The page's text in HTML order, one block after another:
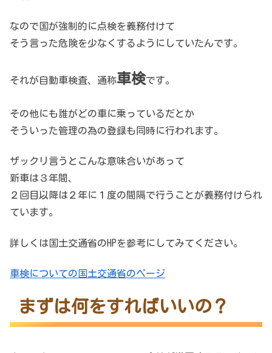
なので国が強制的に点検を義務付けて
そう言った危険を少なくするようにしていたんです。
それが自動車検査、通称車検です。
その他にも誰がどの車に乗っているだとか
そういった管理の為の登録も同時に行われます。
ザックリ言うとこんな意味合いがあって
新車は３年間、
２回目以降は２年に１度の間隔で行うことが義務付けられ
ています。
詳しくは国土交通省のHPを参考にしてみてください。
車検についての国土交通省のページ
まずは何をすればいいの？